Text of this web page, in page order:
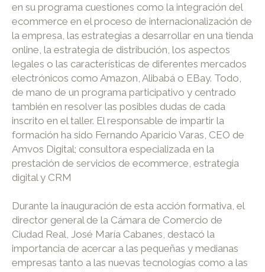
en su programa cuestiones como la integración del
ecommerce en el proceso de internacionalización de
la empresa, las estrategias a desarrollar en una tienda
online, la estrategia de distribución, los aspectos
legales o las características de diferentes mercados
electrónicos como Amazon, Alibabá o EBay. Todo,
de mano de un programa participativo y centrado
también en resolver las posibles dudas de cada
inscrito en el taller. El responsable de impartir la
formación ha sido Fernando Aparicio Varas, CEO de
Amvos Digital; consultora especializada en la
prestación de servicios de ecommerce, estrategia
digital y CRM
Durante la inauguración de esta acción formativa, el
director general de la Cámara de Comercio de
Ciudad Real, José María Cabanes, destacó la
importancia de acercar a las pequeñas y medianas
empresas tanto a las nuevas tecnologías como a las